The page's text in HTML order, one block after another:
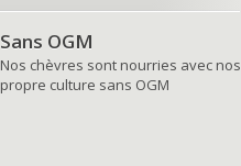
Sans OGM
Nos chèvres sont nourries avec nos
propre culture sans OGM